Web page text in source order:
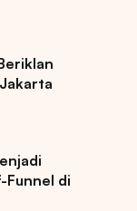
Funnel di